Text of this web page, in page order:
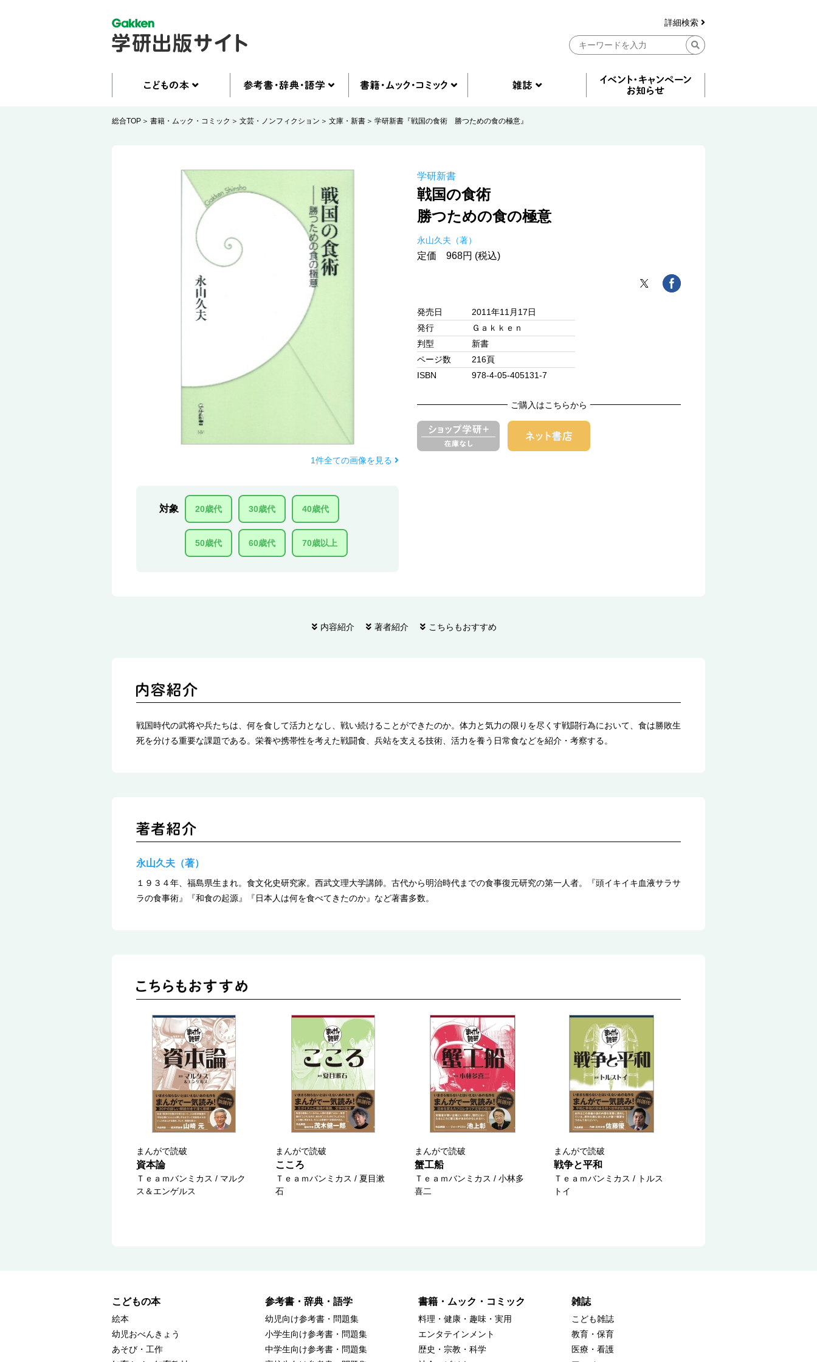
詳細検索
総合TOP 書籍・ムック・コミック 文芸・ノンフィクション 文庫・新書 学研新書『戦国の食術 勝つための食の極意』
1件全ての画像を見る
対象 20歳代 30歳代 40歳代
50歳代 60歳代 70歳以上
学研新書
戦国の食術
勝つための食の極意
永山久夫（著）
定価 968円 (税込)
発売日
2011年11月17日
発行
Ｇａｋｋｅｎ
判型
新書
ページ数
216頁
ISBN
978-4-05-405131-7
ご購入はこちらから
内容紹介 著者紹介 こちらもおすすめ
戦国時代の武将や兵たちは、何を食して活力となし、戦い続けることができたのか。体力と気力の限りを尽くす戦闘行為において、食は勝敗生
死を分ける重要な課題である。栄養や携帯性を考えた戦闘食、兵站を支える技術、活力を養う日常食などを紹介・考察する。
永山久夫（著）
１９３４年、福島県生まれ。食文化史研究家。西武文理大学講師。古代から明治時代までの食事復元研究の第一人者。『頭イキイキ血液サラサ
ラの食事術』『和食の起源』『日本人は何を食べてきたのか』など著書多数。
まんがで読破
資本論
Ｔｅａｍバンミカス / マルク
ス＆エンゲルス
まんがで読破
こころ
Ｔｅａｍバンミカス / 夏目漱
石
まんがで読破
蟹工船
Ｔｅａｍバンミカス / 小林多
喜二
まんがで読破
戦争と平和
Ｔｅａｍバンミカス / トルス
トイ
こどもの本
絵本
幼児おべんきょう
あそび・工作
参考書・辞典・語学
幼児向け参考書・問題集
小学生向け参考書・問題集
中学生向け参考書・問題集
書籍・ムック・コミック
料理・健康・趣味・実用
エンタテインメント
歴史・宗教・科学
雑誌
こども雑誌
教育・保育
医療・看護